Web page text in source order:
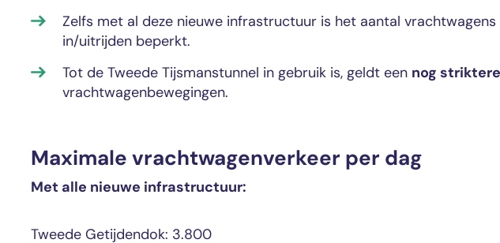
Zelfs met al deze nieuwe infrastructuur is het aantal
in/uitrijden beperkt.
Tot de Tweede Tijsmanstunnel in gebruik is, geldt een nog
vrachtwagenbewegingen.
Maximale vrachtwagenverkeer per dag
Met alle nieuwe infrastructuur:
Tweede Getijdendok: 3.800